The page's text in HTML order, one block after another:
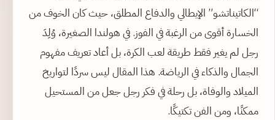
“الكاتيناتشو” الإيطالي والدفاع المطلق، حيث كان الخوف من
الخسارة أقوى من الرغبة في الفوز. في هولندا الصغيرة، وُلِدَ
رجل لم يغير فقط طريقة لعب الكرة، بل أعاد تعريف مفهوم
الجمال والذكاء في الرياضة. هذا المقال ليس سردًا لتواريخ
الميلاد والوفاة، بل رحلة في فكر رجل جعل من المستحيل
ممكنًا، ومن الفن تكتيكًا.